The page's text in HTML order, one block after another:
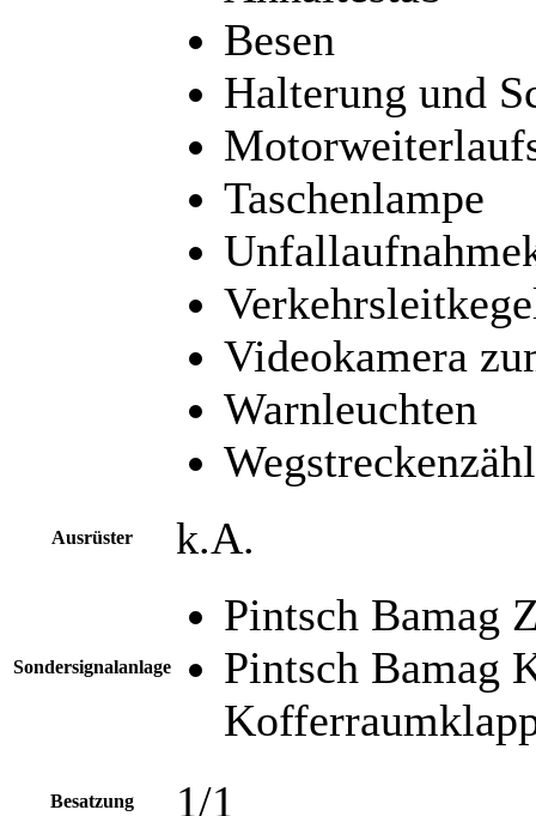
Besen
Halterung und
Taschenlampe
Videokamera
Warnleuchten
Ausrüster k.A.
Sondersignalanlage
Pintsch Bamag
Pintsch Bamag
Besatzung 1/1